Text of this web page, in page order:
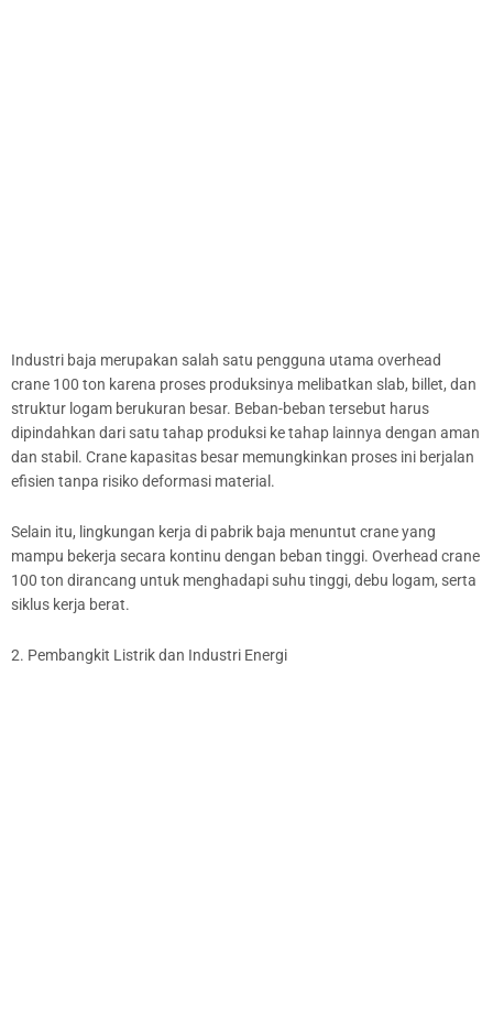
Industri baja merupakan salah satu pengguna utama overhead
crane 100 ton karena proses produksinya melibatkan slab, billet, dan
struktur logam berukuran besar. Beban-beban tersebut harus
dipindahkan dari satu tahap produksi ke tahap lainnya dengan aman
dan stabil. Crane kapasitas besar memungkinkan proses ini berjalan
efisien tanpa risiko deformasi material.
Selain itu, lingkungan kerja di pabrik baja menuntut crane yang
mampu bekerja secara kontinu dengan beban tinggi. Overhead crane
100 ton dirancang untuk menghadapi suhu tinggi, debu logam, serta
siklus kerja berat.
2. Pembangkit Listrik dan Industri Energi